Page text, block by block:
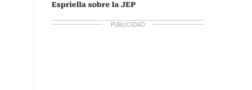
Espriella sobre la JEP